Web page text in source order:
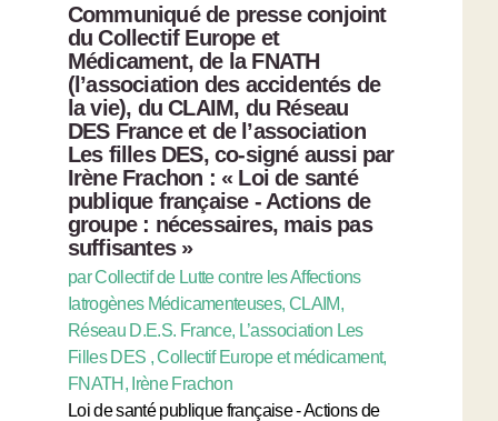
Communiqué de presse conjoint
du Collectif Europe et
Médicament, de la FNATH
(l’association des accidentés de
la vie), du CLAIM, du Réseau
DES France et de l’association
Les filles DES, co-signé aussi par
Irène Frachon : « Loi de santé
publique française - Actions de
groupe : nécessaires, mais pas
suffisantes »
par Collectif de Lutte contre les Affections
Iatrogènes Médicamenteuses, CLAIM,
Réseau D.E.S. France, L’association Les
Filles DES , Collectif Europe et médicament,
FNATH, Irène Frachon
Loi de santé publique française - Actions de